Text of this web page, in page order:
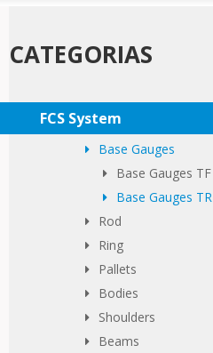
CATEGORIAS
FCS System
Base Gauges
Base Gauges TF
Base Gauges TR
Rod
Ring
Pallets
Bodies
Shoulders
Beams